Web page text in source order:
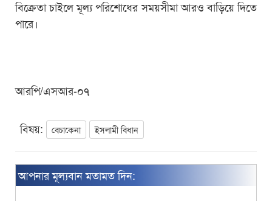
বিক্রেতা চাইলে মূল্য পরিশোধের সময়সীমা আরও বাড়িয়ে দিতে
পারে।
আরপি/এসআর-০৭
বিষয়: বেচাকেনা ইসলামী বিধান
আপনার মূল্যবান মতামত দিন: